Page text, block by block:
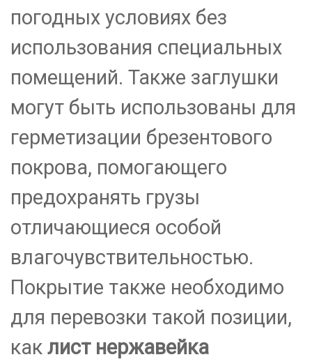
погодных условиях без
использования специальных
помещений. Также заглушки
могут быть использованы для
герметизации брезентового
покрова, помогающего
предохранять грузы
отличающиеся особой
влагочувствительностью.
Покрытие также необходимо
для перевозки такой позиции,
как лист нержавейка